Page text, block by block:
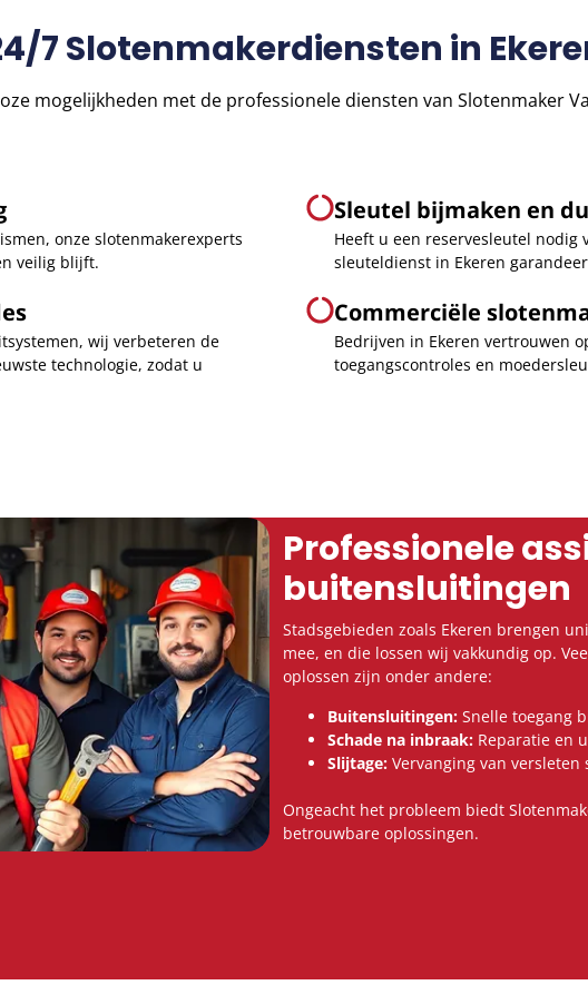
7 Slotenmakerdiensten in
mogelijkheden met de professionele diensten van Slotenmaker
onze slotenmakerexperts
veilig blijft.
wij verbeteren de
technologie, zodat u
Sleutel bijmaken en
Heeft u een reservesleutel nodig
sleuteldienst in Ekeren
Commerciële
Bedrijven in Ekeren vertrouwen
toegangscontroles en
Professionele
buitensluitingen
Stadsgebieden zoals Ekeren brengen
mee, en die lossen wij vakkundig op.
oplossen zijn onder andere:
Buitensluitingen:Snelle toegang
Schade na inbraak:Reparatie en
Slijtage:Vervanging van versleten
Ongeacht het probleem biedt
betrouwbare oplossingen.